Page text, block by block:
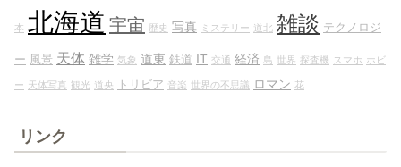
本 北海道 宇宙 歴史 写真 ミステリー 道北 雑談 テクノロジ
ー 風景 天体 雑学 気象 道東 鉄道 IT 交通 経済 島 世界 探査機 スマホ ホビ
ー 天体写真 観光 道央 トリビア 音楽 世界の不思議 ロマン 花
リンク